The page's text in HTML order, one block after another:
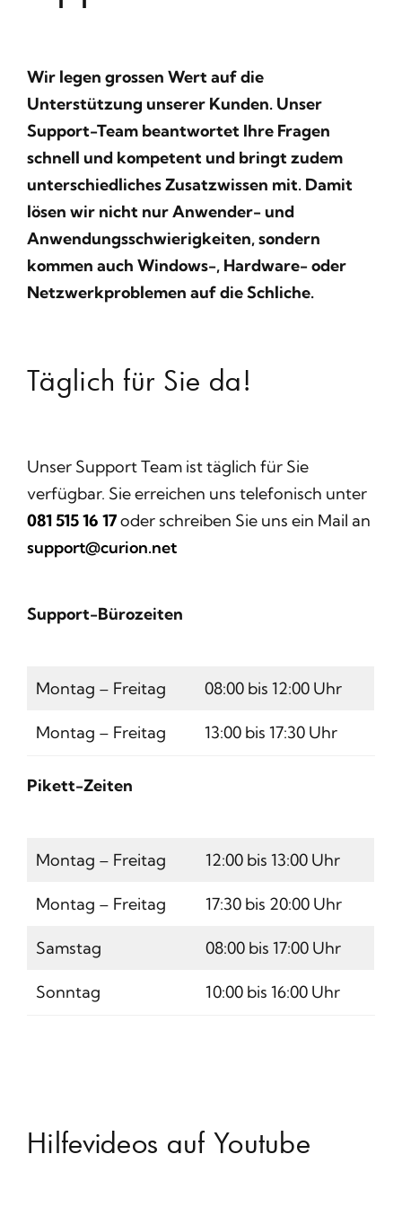
Wir legen grossen Wert auf die
Unterstützung unserer Kunden. Unser
Support-Team beantwortet Ihre Fragen
schnell und kompetent und bringt zudem
unterschiedliches Zusatzwissen mit. Damit
lösen wir nicht nur Anwender- und
Anwendungsschwierigkeiten, sondern
kommen auch Windows-, Hardware- oder
Netzwerkproblemen auf die Schliche.
Täglich für Sie da!
Unser Support Team ist täglich für Sie
verfügbar. Sie erreichen uns telefonisch unter
081 515 16 17oder schreiben Sie uns ein Mail an
support@curion.net
Support-Bürozeiten
Montag – Freitag 08:00 bis 12:00 Uhr
Montag – Freitag 13:00 bis 17:30 Uhr
Pikett-Zeiten
Montag – Freitag 12:00 bis 13:00 Uhr
Montag – Freitag 17:30 bis 20:00 Uhr
Samstag 08:00 bis 17:00 Uhr
Sonntag 10:00 bis 16:00 Uhr
Hilfevideos auf Youtube